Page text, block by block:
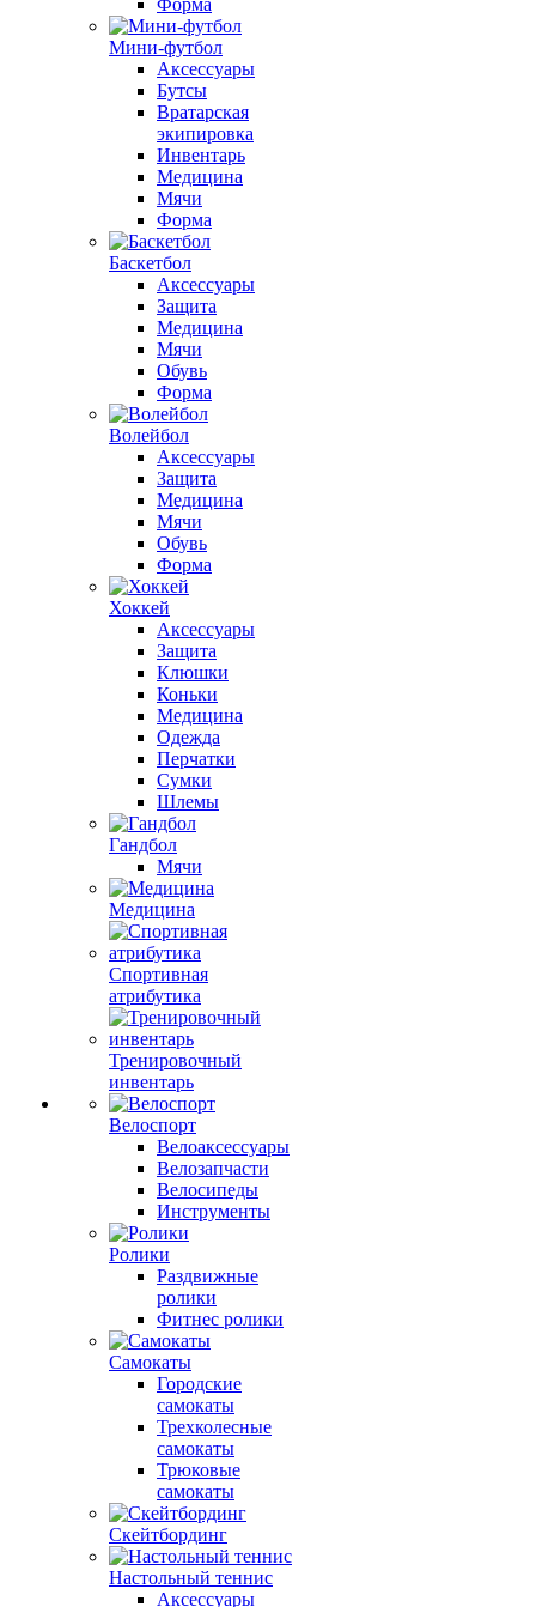
Форма
Мини-футбол
Аксессуары
Бутсы
Вратарская
экипировка
Инвентарь
Медицина
Мячи
Форма
Баскетбол
Аксессуары
Защита
Медицина
Мячи
Обувь
Форма
Волейбол
Аксессуары
Защита
Медицина
Мячи
Обувь
Форма
Хоккей
Аксессуары
Защита
Клюшки
Коньки
Медицина
Одежда
Перчатки
Сумки
Шлемы
Гандбол
Мячи
Медицина
Спортивная
атрибутика
Тренировочный
инвентарь
Велоспорт
Велоаксессуары
Велозапчасти
Велосипеды
Инструменты
Ролики
Раздвижные
ролики
Фитнес ролики
Самокаты
Городские
самокаты
Трехколесные
самокаты
Трюковые
самокаты
Скейтбординг
Настольный теннис
Аксессуары